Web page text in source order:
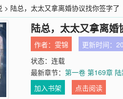
> 陆总，太太又拿离婚协议找你签字了
陆总，太太又拿离婚
作者：雯锦 更新时间：
状态：连载
最新章节：第一卷 第169章
加入书架
点击阅读